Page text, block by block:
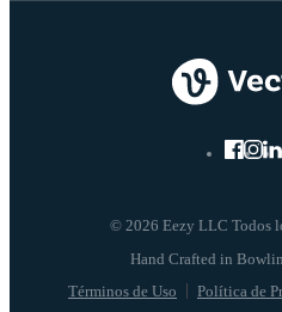
© 2026 Eezy LLC Todos
Términos de Uso Política de